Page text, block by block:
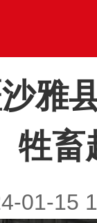
雅
牲畜
01-15